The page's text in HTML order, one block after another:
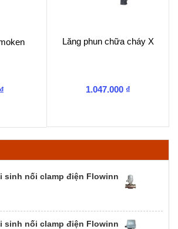
₫
Lăng phun chữa cháy X
1.047.000 ₫
sinh nối clamp điện Flowinn
sinh nối clamp điện Flowinn